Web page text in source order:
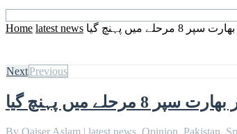
Home latest news میں پہنچ گیا
NextPrevious
میں پہنچ گیا
By Qaiser Aslam | latest news, Opinion, Pakistan,